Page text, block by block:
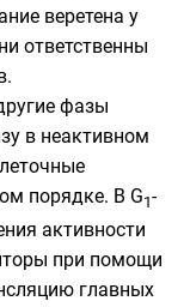
веретена у
ответственны
фазы
в неактивном
порядке. В G1-
активности
при помощи
главных